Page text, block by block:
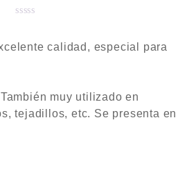
a
l
a
d
calidad, especial para
muy utilizado en
tejadillos, etc. Se presenta en